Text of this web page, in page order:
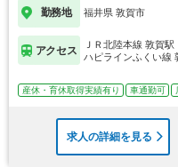
勤務地 福井県 敦賀市
アクセス
ＪＲ北陸本線 敦賀駅
ハピラインふくい線
産休・育休取得実績有り 車通勤可
求人の詳細を見る